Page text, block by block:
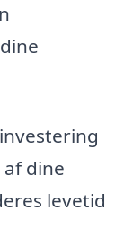
dine
levetid